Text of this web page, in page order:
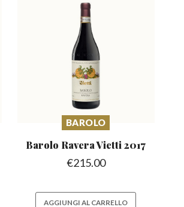
BAROLO
Barolo RaveraVietti 2017
€215.00
AGGIUNGI AL CARRELLO